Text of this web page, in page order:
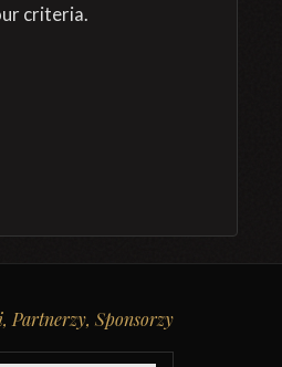
criteria.
Partnerzy, Sponsorzy